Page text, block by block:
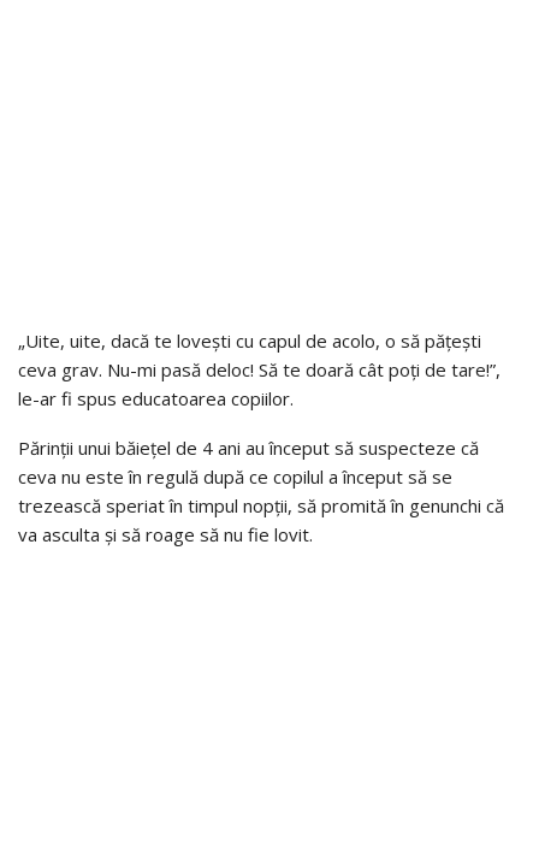
„Uite, uite, dacă te lovești cu capul de acolo, o să pățești
ceva grav. Nu-mi pasă deloc! Să te doară cât poți de tare!”,
le-ar fi spus educatoarea copiilor.
Părinții unui băiețel de 4 ani au început să suspecteze că
ceva nu este în regulă după ce copilul a început să se
trezească speriat în timpul nopții, să promită în genunchi că
va asculta și să roage să nu fie lovit.